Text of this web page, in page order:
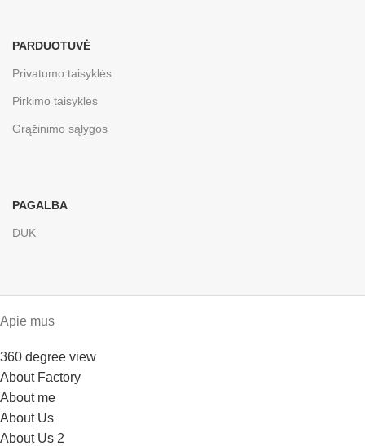
PARDUOTUVĖ
Privatumo taisyklės
Pirkimo taisyklės
Grąžinimo sąlygos
PAGALBA
DUK
Apie mus
360 degree view
About Factory
About me
About Us
About Us 2